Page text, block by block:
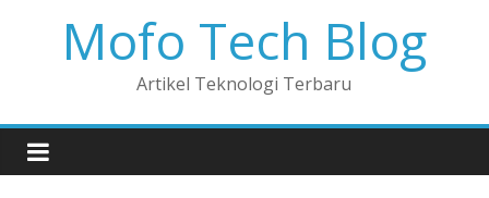
Mofo Tech Blog
Artikel Teknologi Terbaru